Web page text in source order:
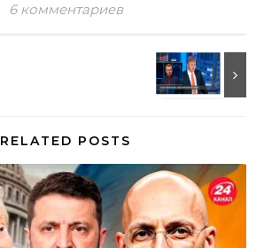
6 комментариев
RELATED POSTS